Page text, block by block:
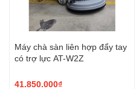
Máy chà sàn liên hợp đẩy tay
có trợ lực AT-W2Z
41.850.000₫